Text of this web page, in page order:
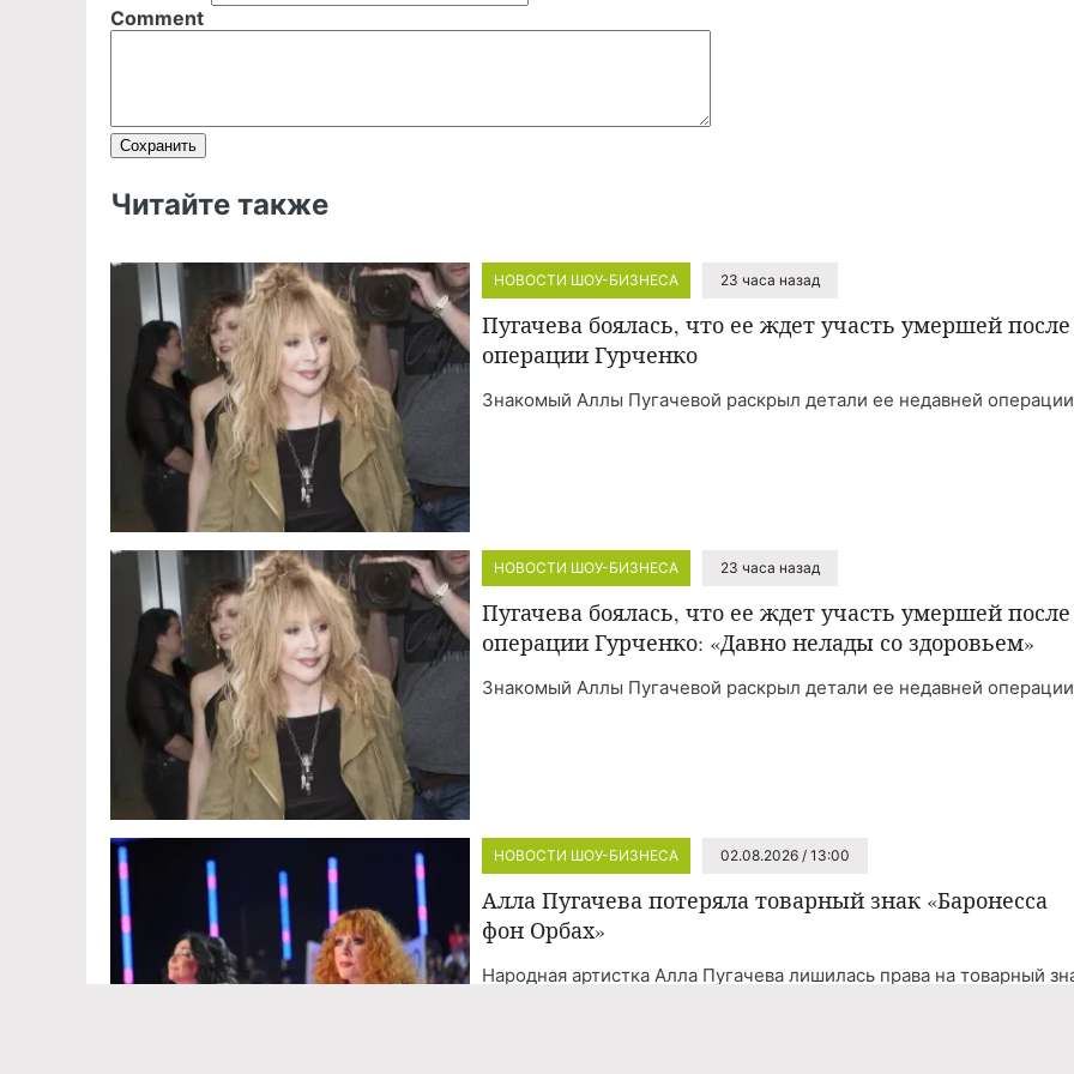
Comment
Читайте также
НОВОСТИ ШОУ-БИЗНЕСА 23 часа назад
Пугачева боялась, что ее ждет участь умершей после
операции Гурченко
Знакомый Аллы Пугачевой раскрыл детали ее недавней
НОВОСТИ ШОУ-БИЗНЕСА 23 часа назад
Пугачева боялась, что ее ждет участь умершей после
операции Гурченко: «Давно нелады со здоровьем»
Знакомый Аллы Пугачевой раскрыл детали ее недавней
НОВОСТИ ШОУ-БИЗНЕСА 02.08.2026 / 13:00
Алла Пугачева потеряла товарный знак «Баронесса
фон Орбах»
Народная артистка Алла Пугачева лишилась права на товарный